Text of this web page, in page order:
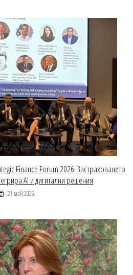
Finance Forum 2026: Застраховането
AI и дигитални решения
21 май 2026